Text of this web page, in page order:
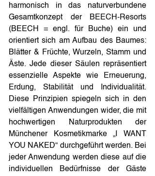
harmonisch in das naturverbundene
Gesamtkonzept der BEECH-Resorts
(BEECH = engl. für Buche) ein und
orientiert sich am Aufbau des Baumes:
Blätter & Früchte, Wurzeln, Stamm und
Äste. Jede dieser Säulen repräsentiert
essenzielle Aspekte wie Erneuerung,
Erdung, Stabilität und Individualität.
Diese Prinzipien spiegeln sich in den
vielfältigen Anwendungen wider, die mit
hochwertigen Naturprodukten der
Münchener Kosmetikmarke „I WANT
YOU NAKED“ durchgeführt werden. Bei
jeder Anwendung werden diese auf die
individuellen Bedürfnisse der Gäste